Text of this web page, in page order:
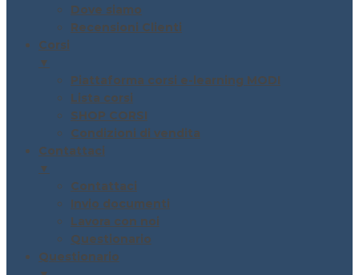
Dove siamo
Recensioni Clienti
Corsi
▼
Piattaforma corsi e-learning MODI
Lista corsi
SHOP CORSI
Condizioni di vendita
Contattaci
▼
Contattaci
Invio documenti
Lavora con noi
Questionario
Questionario